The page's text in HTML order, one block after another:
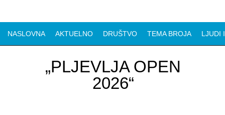
NASLOVNA AKTUELNO DRUŠTVO TEMA BROJA LJUDI
„PLJEVLJA OPEN
2026“